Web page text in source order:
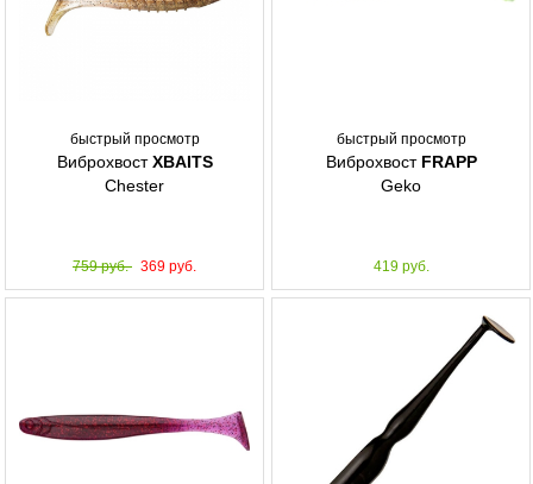
быстрый просмотр
ВиброхвостXBAITS
Chester
759 руб. 369 руб.
быстрый просмотр
Виброхвост FRAPP
Geko
419 руб.